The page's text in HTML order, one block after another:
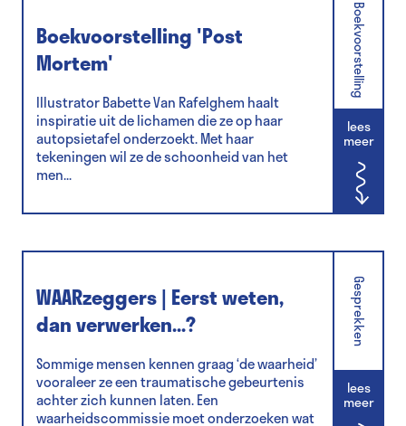
Boekvoorstelling 'Post
Mortem'
Illustrator Babette Van Rafelghem haalt
inspiratie uit de lichamen die ze op haar
autopsietafel onderzoekt. Met haar
tekeningen wil ze de schoonheid van het
men...
Boekvoorstelling
lees
meer
WAARzeggers | Eerst weten,
dan verwerken...?
Sommige mensen kennen graag ‘de waarheid’
vooraleer ze een traumatische gebeurtenis
achter zich kunnen laten. Een
waarheidscommissie moet onderzoeken wat
Gesprekken
lees
meer